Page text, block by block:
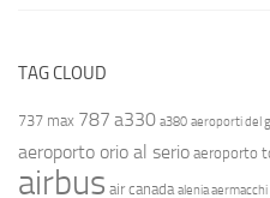
TAG CLOUD
737 max 787 a330 a380 aeroporti del
aeroporto orio al serio aeroporto
airbus air canada alenia aermacchi